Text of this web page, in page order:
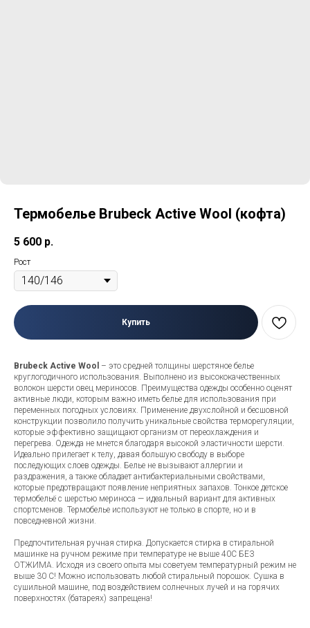
Термобелье Brubeck Active Wool (кофта)
5 600 р.
Рост
Купить
Brubeck Active Wool – это средней толщины шерстяное белье
круглогодичного использования. Выполнено из высококачественных
волокон шерсти овец мериносов. Преимущества одежды особенно оценят
активные люди, которым важно иметь белье для использования при
переменных погодных условиях. Применение двухслойной и бесшовной
конструкции позволило получить уникальные свойства терморегуляции,
которые эффективно защищают организм от переохлаждения и
перегрева. Одежда не мнется благодаря высокой эластичности шерсти.
Идеально прилегает к телу, давая большую свободу в выборе
последующих слоев одежды. Белье не вызывают аллергии и
раздражения, а также обладает антибактериальными свойствами,
которые предотвращают появление неприятных запахов. Тонкое детское
термобельё с шерстью мериноса — идеальный вариант для активных
спортсменов. Термобелье используют не только в спорте, но и в
повседневной жизни.
Предпочтительная ручная стирка. Допускается стирка в стиральной
машинке на ручном режиме при температуре не выше 40C БЕЗ
ОТЖИМА. Исходя из своего опыта мы советуем температурный режим не
выше 30 C! Можно использовать любой стиральный порошок. Сушка в
сушильной машине, под воздействием солнечных лучей и на горячих
поверхностях (батареях) запрещена!